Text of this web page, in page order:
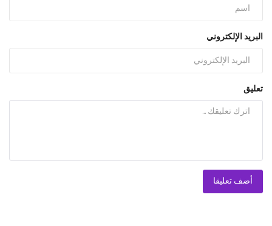
البريد الإلكتروني
تعليق
أضف تعليقا